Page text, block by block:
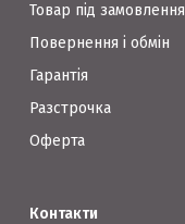
Товар під замовлення
Повернення і обмін
Гарантія
Разстрочка
Оферта
Контакти